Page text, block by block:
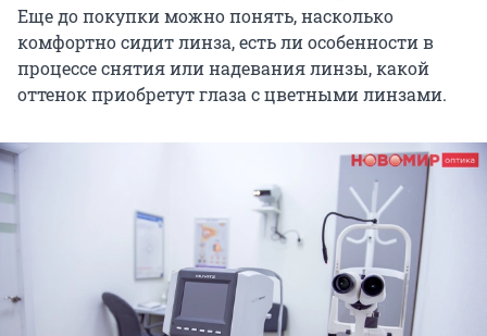
Еще до покупки можно понять, насколько
комфортно сидит линза, есть ли особенности в
процессе снятия или надевания линзы, какой
оттенок приобретут глаза с цветными линзами.